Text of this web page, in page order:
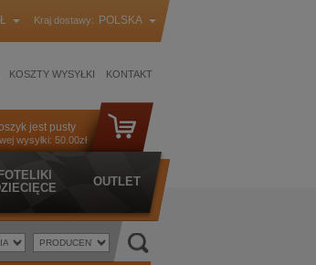
Kraj dostawy: POLSKA
KOSZTY WYSYŁKI KONTAKT
jest pusty
wysyłki: 50.00zł
FOTELIKI
OUTLET